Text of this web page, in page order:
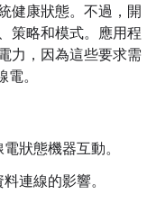
健康狀態。不過，開
策略和模式。應用程
力，因為這些要求需
。
狀態機器互動。
連線的影響。